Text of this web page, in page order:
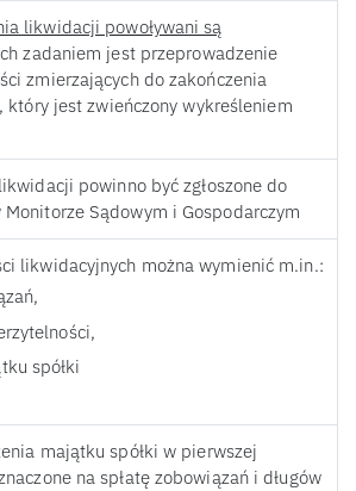
likwidacji powoływani są
zadaniem jest przeprowadzenie
zmierzających do zakończenia
jest zwieńczony wykreśleniem
powinno być zgłoszone do
Monitorze Sądowym i Gospodarczym
likwidacyjnych można wymienić m.in.:
spółki
majątku spółki w pierwszej
na spłatę zobowiązań i długów